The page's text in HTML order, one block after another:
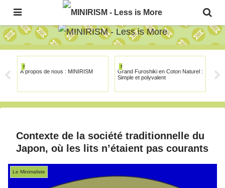
The Japanese Minimalism Art Movement!
MINIRISM
À propos de nous : MINIRISM
MINIRISM
Grand Furoshiki en Coton Naturel :
Simple et polyvalent
Contexte de la société traditionnelle du
Japon, où les lits n’étaient pas courants
Le Minimaliste